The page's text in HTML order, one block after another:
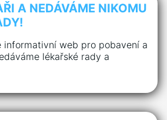
A NEDÁVÁME NIKOMU
informativní web pro pobavení a
lékařské rady a